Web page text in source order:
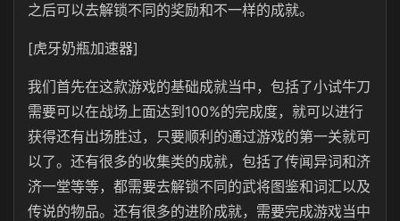
之后可以去解锁不同的奖励和不一样的成就。
[虎牙奶瓶加速器]
我们首先在这款游戏的基础成就当中，包括了小试牛刀
需要可以在战场上面达到100%的完成度，就可以进行
获得还有出场胜过，只要顺利的通过游戏的第一关就可
以了。还有很多的收集类的成就，包括了传闻异词和济
济一堂等等，都需要去解锁不同的武将图鉴和词汇以及
传说的物品。还有很多的进阶成就，需要完成游戏当中